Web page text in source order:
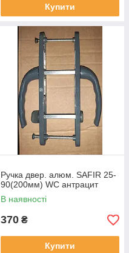
Купити
Ручка двер. алюм. SAFIR 25-
90(200мм) WC антрацит
В наявності
370 ₴
Купити